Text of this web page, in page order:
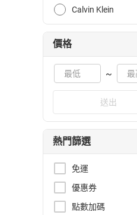
Calvin Klein
價格
~
送出
熱門篩選
免運
優惠券
點數加碼